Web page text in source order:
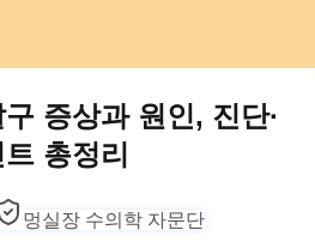
증상과 원인, 진단·
총정리
멍실장 수의학 자문단